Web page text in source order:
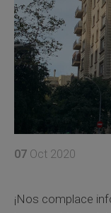
07 Oct 2020
¡Nos complace